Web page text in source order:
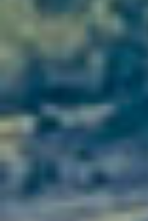
discovering
wines. Meet our
through the most
landscapes in the
Book my weekend →